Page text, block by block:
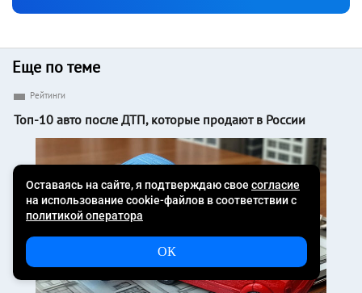
Еще по теме
Рейтинги
Топ-10 авто после ДТП, которые продают в России